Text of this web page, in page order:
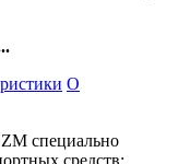
О
специально
средств: